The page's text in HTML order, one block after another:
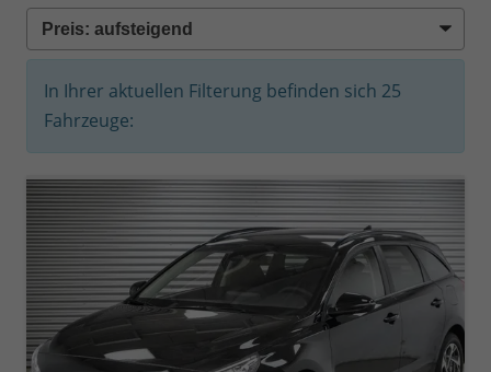
In Ihrer aktuellen Filterung befinden sich 25
Fahrzeuge: